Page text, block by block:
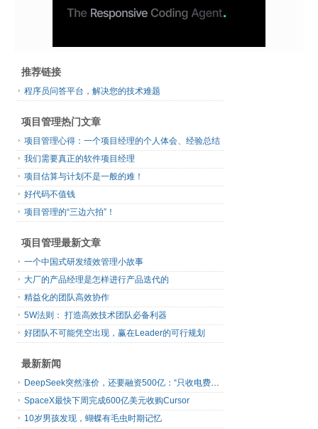
推荐链接
程序员问答平台，解决您的技术难题
项目管理热门文章
项目管理心得：一个项目经理的个人体会、经验总结
我们需要真正的软件项目经理
项目估算与计划不是一般的难！
好代码不值钱
项目管理的“三边六拍”！
项目管理最新文章
一个中国式研发绩效管理小故事
大厂的产品经理是怎样进行产品迭代的
精益化的团队高效协作
5W法则： 打造高效技术团队必备利器
好团队不可能凭空出现，赢在Leader的可行规划
最新新闻
DeepSeek突然涨价，还要融资500亿：“只收电费钱”的梁文锋，变了吗？
SpaceX最快下周完成600亿美元收购Cursor
10岁男孩发现，蝴蝶有毛虫时期记忆